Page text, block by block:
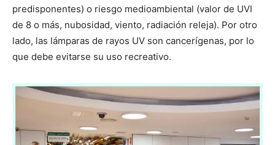
predisponentes) o riesgo medioambiental (valor de UVI
de 8 o más, nubosidad, viento, radiación releja). Por otro
lado, las lámparas de rayos UV son cancerígenas, por lo
que debe evitarse su uso recreativo.